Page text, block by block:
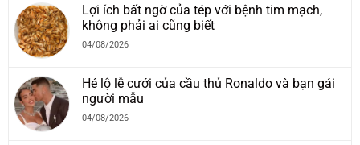
Lợi ích bất ngờ của tép với bệnh tim mạch,
không phải ai cũng biết
04/08/2026
Hé lộ lễ cưới của cầu thủ Ronaldo và bạn gái
người mẫu
04/08/2026